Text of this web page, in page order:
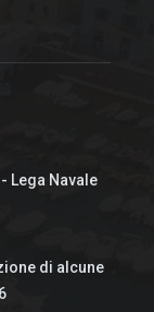
Lega Navale
di alcune